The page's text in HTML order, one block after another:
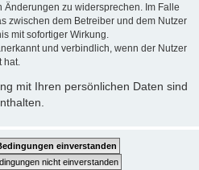
Änderungen zu widersprechen. Im Falle
zwischen dem Betreiber und dem Nutzer
mit sofortiger Wirkung.
und verbindlich, wenn der Nutzer
hat.
mit Ihren persönlichen Daten sind